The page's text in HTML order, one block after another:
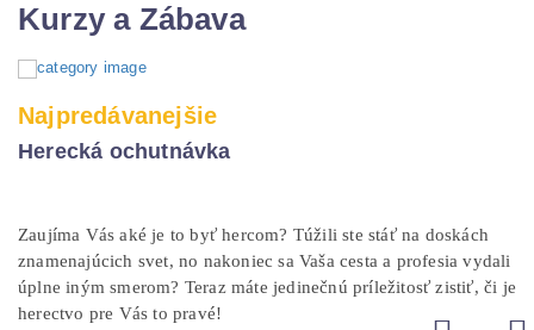
Kurzy a Zábava
Najpredávanejšie
PÁSOVÝ BAGER
Pásový bager ako z dokumentu na prírodovedeckom kanáli !
Zahoďte aspoň na chvíľu starosti pracovného života za hlavu a
vyskúšajte si prácu „skutočných mužov“ !
Najpredávanejšie
Herecká ochutnávka
Zaujíma Vás aké je to byť hercom? Túžili ste stáť na doskách
znamenajúcich svet, no nakoniec sa Vaša cesta a profesia vydali
úplne iným smerom? Teraz máte jedinečnú príležitosť zistiť, či je
herectvo pre Vás to pravé!
Najpredávanejšie
Sokoliarom na deň
Príďte a staňte sa aj Vy slávnym Sokoliarom! Nemusíte sa
ani volať Tomáš, aby ste si vyskúšali na vlastnej koži, čo
všetko toto ,,remeslo“ obnáša. Takáto forma zážitku sa
veru vždy vypláca!